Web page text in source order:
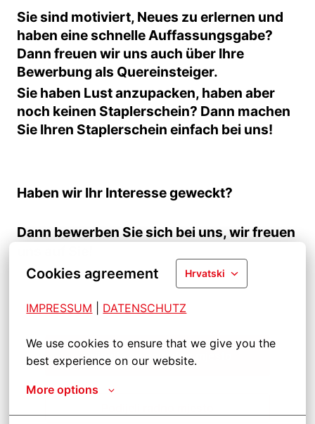
Cookies agreement Hrvatski
IMPRESSUM DATENSCHUTZ
We use cookies to ensure that we give you the
best experience on our website.
More options
Sie sind motiviert, Neues zu erlernen und
haben eine schnelle Auffassungsgabe?
Dann freuen wir uns auch über Ihre
Bewerbung als Quereinsteiger.
Sie haben Lust anzupacken, haben aber
noch keinen Staplerschein? Dann machen
Sie Ihren Staplerschein einfach bei uns!
Haben wir Ihr Interesse geweckt?
Dann bewerben Sie sich bei uns, wir freuen
Prijavite se na radno mjesto